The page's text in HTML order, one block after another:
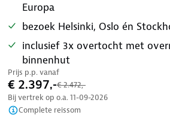
Europa
bezoek Helsinki, Oslo én
inclusief 3x overtocht met
binnenhut
Prijs p.p. vanaf
€ 2.397,-€ 2.472,-
Bij vertrek op o.a. 11-09-2026
Complete reissom